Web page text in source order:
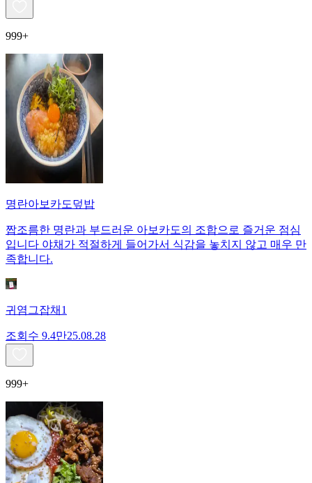
999+
명란아보카도덮밥
짭조름한 명란과 부드러운 아보카도의 조합으로 즐거운 점심
입니다 야채가 적절하게 들어가서 식감을 놓치지 않고 매우 만
족합니다.
귀염그잡채1
조회수 9.4만25.08.28
999+